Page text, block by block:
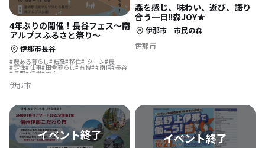
4年ぶりの開催！長谷フェス～南
アルプスふるさと祭り～
伊那市長谷
農ある暮らし 転職 移住 Iターン 農
定住 仕事 田舎暮らし 有機 南信 長谷
長野 信州 地方
伊那市
森を感じ、味わい、遊び、語り
合う一日!!森JOY★
伊那市 市民の森
伊那市